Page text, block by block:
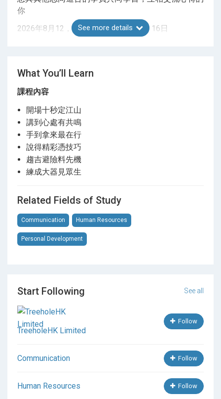
你
2026年8月12，19，26日 & 9月2，9，16日
See more details
What You’ll Learn
課程內容
開場十秒定江山
講到心處有共鳴
手到拿來最在行
說得精彩憑技巧
趨吉避險料先機
練成大器見眾生
Related Fields of Study
Communication Human Resources
Personal Development
Start Following See all
TreeholeHK Limited
Follow
Communication Follow
Human Resources Follow